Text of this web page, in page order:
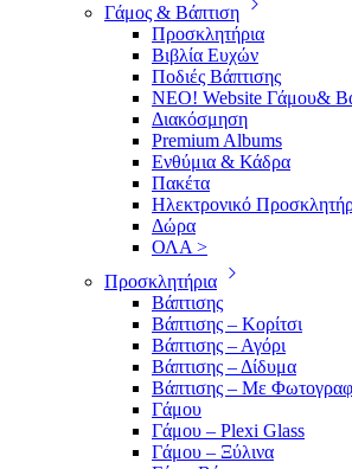
Γάμος & Βάπτιση
Προσκλητήρια
Βιβλία Ευχών
Ποδιές Βάπτισης
ΝΕΟ! Website Γάμου&
Διακόσμηση
Premium Albums
Ενθύμια & Κάδρα
Πακέτα
Ηλεκτρονικό
Δώρα
ΟΛΑ >
Προσκλητήρια
Βάπτισης
Βάπτισης – Κορίτσι
Βάπτισης – Αγόρι
Βάπτισης – Δίδυμα
Βάπτισης – Με
Γάμου
Γάμου – Plexi Glass
Γάμου – Ξύλινα